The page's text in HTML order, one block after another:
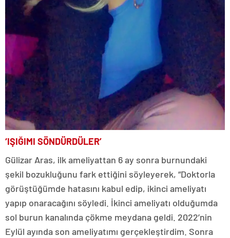
‘IŞIĞIMI SÖNDÜRDÜLER’
Gülizar Aras, ilk ameliyattan 6 ay sonra burnundaki
şekil bozukluğunu fark ettiğini söyleyerek, “Doktorla
görüştüğümde hatasını kabul edip, ikinci ameliyatı
yapıp onaracağını söyledi. İkinci ameliyatı olduğumda
sol burun kanalında çökme meydana geldi. 2022’nin
Eylül ayında son ameliyatımı gerçekleştirdim. Sonra